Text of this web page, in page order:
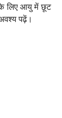
के लिए आयु में छूट
पढ़ें।